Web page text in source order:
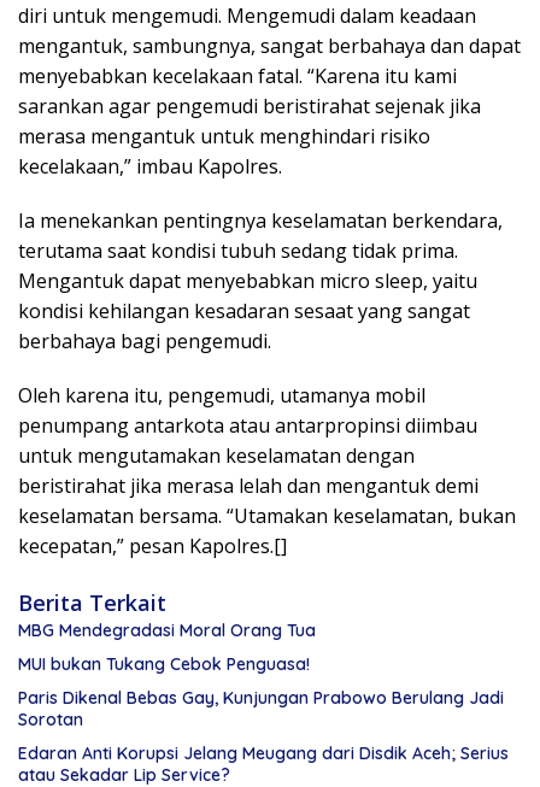
diri untuk mengemudi. Mengemudi dalam keadaan
mengantuk, sambungnya, sangat berbahaya dan dapat
menyebabkan kecelakaan fatal. “Karena itu kami
sarankan agar pengemudi beristirahat sejenak jika
merasa mengantuk untuk menghindari risiko
kecelakaan,” imbau Kapolres.
Ia menekankan pentingnya keselamatan berkendara,
terutama saat kondisi tubuh sedang tidak prima.
Mengantuk dapat menyebabkan micro sleep, yaitu
kondisi kehilangan kesadaran sesaat yang sangat
berbahaya bagi pengemudi.
Oleh karena itu, pengemudi, utamanya mobil
penumpang antarkota atau antarpropinsi diimbau
untuk mengutamakan keselamatan dengan
beristirahat jika merasa lelah dan mengantuk demi
keselamatan bersama. “Utamakan keselamatan, bukan
kecepatan,” pesan Kapolres.[]
Berita Terkait
MBG Mendegradasi Moral Orang Tua
MUI bukan Tukang Cebok Penguasa!
Paris Dikenal Bebas Gay, Kunjungan Prabowo Berulang Jadi
Sorotan
Edaran Anti Korupsi Jelang Meugang dari Disdik Aceh; Serius
atau Sekadar Lip Service?